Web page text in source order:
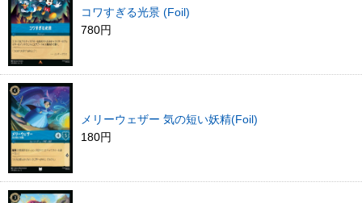
コワすぎる光景 (Foil)
780円
メリーウェザー 気の短い妖精(Foil)
180円